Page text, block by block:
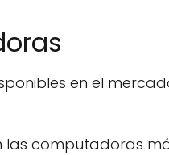
en el
computadoras